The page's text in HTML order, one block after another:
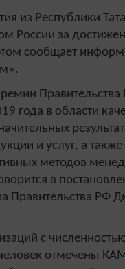
из Республики
России за
сообщает
Правительства
года в области
и услуг, а
методов
в
Правительства РФ
с
отмечены